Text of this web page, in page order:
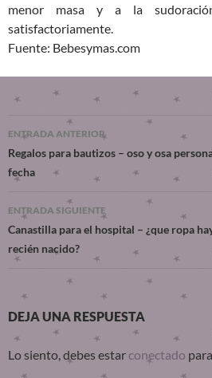
menor masa y a la
satisfactoriamente.
Fuente: Bebesymas.com
ENTRADA ANTERIOR
Regalos para bautizos – oso y osa
fecha
ENTRADA SIGUIENTE
Canastilla para el hospital – ¿que ropa
recién nacido?
DEJA UNA RESPUESTA
Lo siento, debes estar conectado